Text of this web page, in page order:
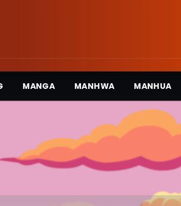
MANGA MANHWA MANHUA